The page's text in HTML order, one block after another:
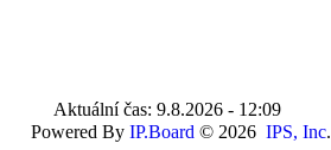
Aktuální čas: 9.8.2026 - 12:09
Powered By IP.Board © 2026 IPS, Inc.